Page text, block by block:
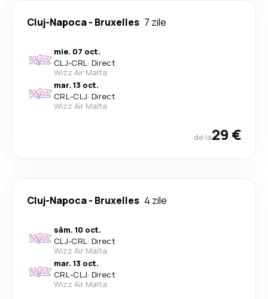
Cluj-Napoca- Bruxelles 7 zile
mie. 07 oct.
CLJ-CRL· Direct
Wizz Air Malta
mar. 13 oct.
CRL-CLJ· Direct
Wizz Air Malta
de la29 €
Cluj-Napoca- Bruxelles 4 zile
sâm. 10 oct.
CLJ-CRL· Direct
Wizz Air Malta
mar. 13 oct.
CRL-CLJ· Direct
Wizz Air Malta